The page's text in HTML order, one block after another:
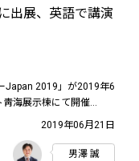
出展、英語で講演
Japan 2019」が2019年6
海展示棟にて開催...
2019年06月21日
男澤 誠